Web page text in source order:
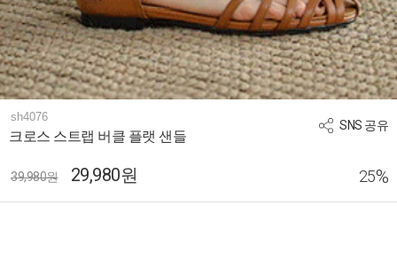
SNS 공유
sh4076
크로스 스트랩 버클 플랫 샌들
39,980원 29,980원 25%